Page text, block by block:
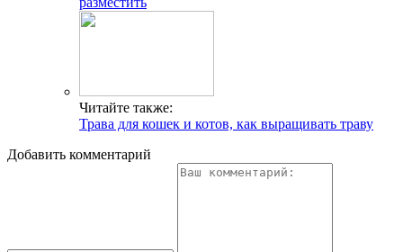
Читайте также:
Трава для кошек и котов, как выращивать траву
Добавить комментарий